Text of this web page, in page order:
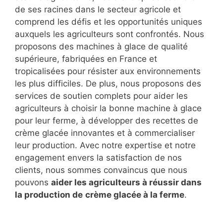
de ses racines dans le secteur agricole et
comprend les défis et les opportunités uniques
auxquels les agriculteurs sont confrontés. Nous
proposons des machines à glace de qualité
supérieure, fabriquées en France et
tropicalisées pour résister aux environnements
les plus difficiles. De plus, nous proposons des
services de soutien complets pour aider les
agriculteurs à choisir la bonne machine à glace
pour leur ferme, à développer des recettes de
crème glacée innovantes et à commercialiser
leur production. Avec notre expertise et notre
engagement envers la satisfaction de nos
clients, nous sommes convaincus que nous
pouvons aider les agriculteurs à réussir dans
la production de crème glacée à la ferme.